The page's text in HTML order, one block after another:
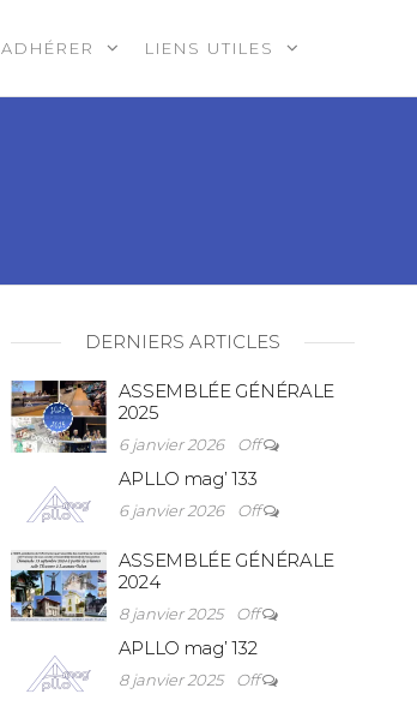
ADHÉRER LIENS UTILES
DERNIERS ARTICLES
ASSEMBLÉE GÉNÉRALE
2025
6 janvier 2026 Off
APLLO mag’ 133
6 janvier 2026 Off
ASSEMBLÉE GÉNÉRALE
2024
8 janvier 2025 Off
APLLO mag’ 132
8 janvier 2025 Off